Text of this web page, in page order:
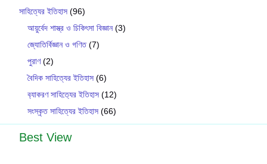
সাহিত্যের ইতিহাস (96)
আয়ুর্বেদ শাস্ত্র ও চিকিৎসা বিজ্ঞান(3)
জ্যোতির্বিজ্ঞান ও গণিত(7)
পুরাণ(2)
বৈদিক সাহিত্যের ইতিহাস (6)
ব‍্যাকরণ সাহিত‍্যের ইতিহাস (12)
সংস্কৃত সাহিত্যের ইতিহাস (66)
Best View